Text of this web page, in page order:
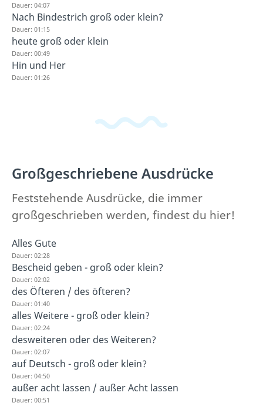
Dauer: 04:07
Nach Bindestrich groß oder klein?
Dauer: 01:15
heute groß oder klein
Dauer: 00:49
Hin und Her
Dauer: 01:26
Großgeschriebene Ausdrücke
Feststehende Ausdrücke, die immer
großgeschrieben werden, findest du hier!
Alles Gute
Dauer: 02:28
Bescheid geben - groß oder klein?
Dauer: 02:02
des Öfteren / des öfteren?
Dauer: 01:40
alles Weitere - groß oder klein?
Dauer: 02:24
desweiteren oder des Weiteren?
Dauer: 02:07
auf Deutsch - groß oder klein?
Dauer: 04:50
außer acht lassen / außer Acht lassen
Dauer: 00:51